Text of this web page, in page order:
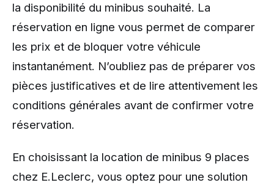
la disponibilité du minibus souhaité. La
réservation en ligne vous permet de comparer
les prix et de bloquer votre véhicule
instantanément. N’oubliez pas de préparer vos
pièces justificatives et de lire attentivement les
conditions générales avant de confirmer votre
réservation.
En choisissant la location de minibus 9 places
chez E.Leclerc, vous optez pour une solution